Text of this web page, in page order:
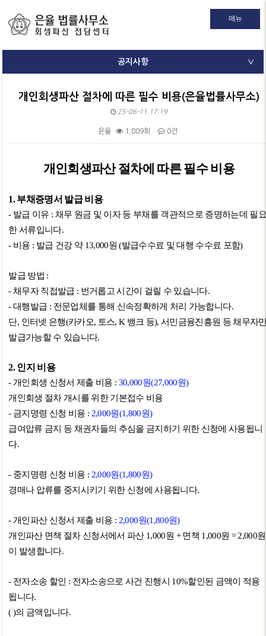
메뉴
공지사항 ∨
개인회생파산 절차에 따른 필수 비용(은율법률사무소)
25-06-11 17:19
은율 1,809회 0건
개인회생파산 절차에 따른 필수 비용
1.부채증명서 발급 비용
- 발급 이유 : 채무 원금 및 이자 등 부채를 객관적으로 증명하는데 필
한 서류입니다.
- 비용 : 발급 건강 약 13,000원(발급수수료 및 대행 수수료 포함)
발급 방법 :
- 채무자 직접발급 : 번거롭고 시간이 걸릴 수 있습니다.
-대행발급 : 전문업체를 통해 신속정확하게 처리 가능합니다.
단, 인터넷 은행(카카오, 토스, K 뱅크 등), 서민금융진흥원 등 채무자
발급가능할 수 있습니다.
2.인지 비용
- 개인회생 신청서 제출 비용 : 30,000원(27,000원)
개인회생 절차 개시를 위한 기본접수 비용
- 금지명령 신청 비용 : 2,000원(1,800원)
급여압류 금지 등 채권자들의 추심을 금지하기 위한 신청에 사용됩니
다.
- 중지명령 신청 비용 : 2,000원(1,800원)
경매나 압류를 중지시키기 위한 신청에 사용됩니다.
- 개인파산 신청서 제출 비용 : 2,000원(1,800원)
개인파산 면책 절차 신청서에서 파산 1,000원 +면책 1,000원 = 2,000원
이 발생합니다.
- 전자소송 할인 : 전자소송으로 사건 진행시 10%할인된 금액이 적용
됩니다.
( )의 금액입니다.